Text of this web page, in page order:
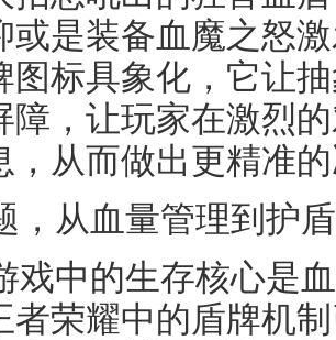
或是装备血魔之怒
图标具象化，它让
障，让玩家在激烈
，从而做出更精准
，从血量管理到护
戏中的生存核心是
者荣耀中的盾牌机